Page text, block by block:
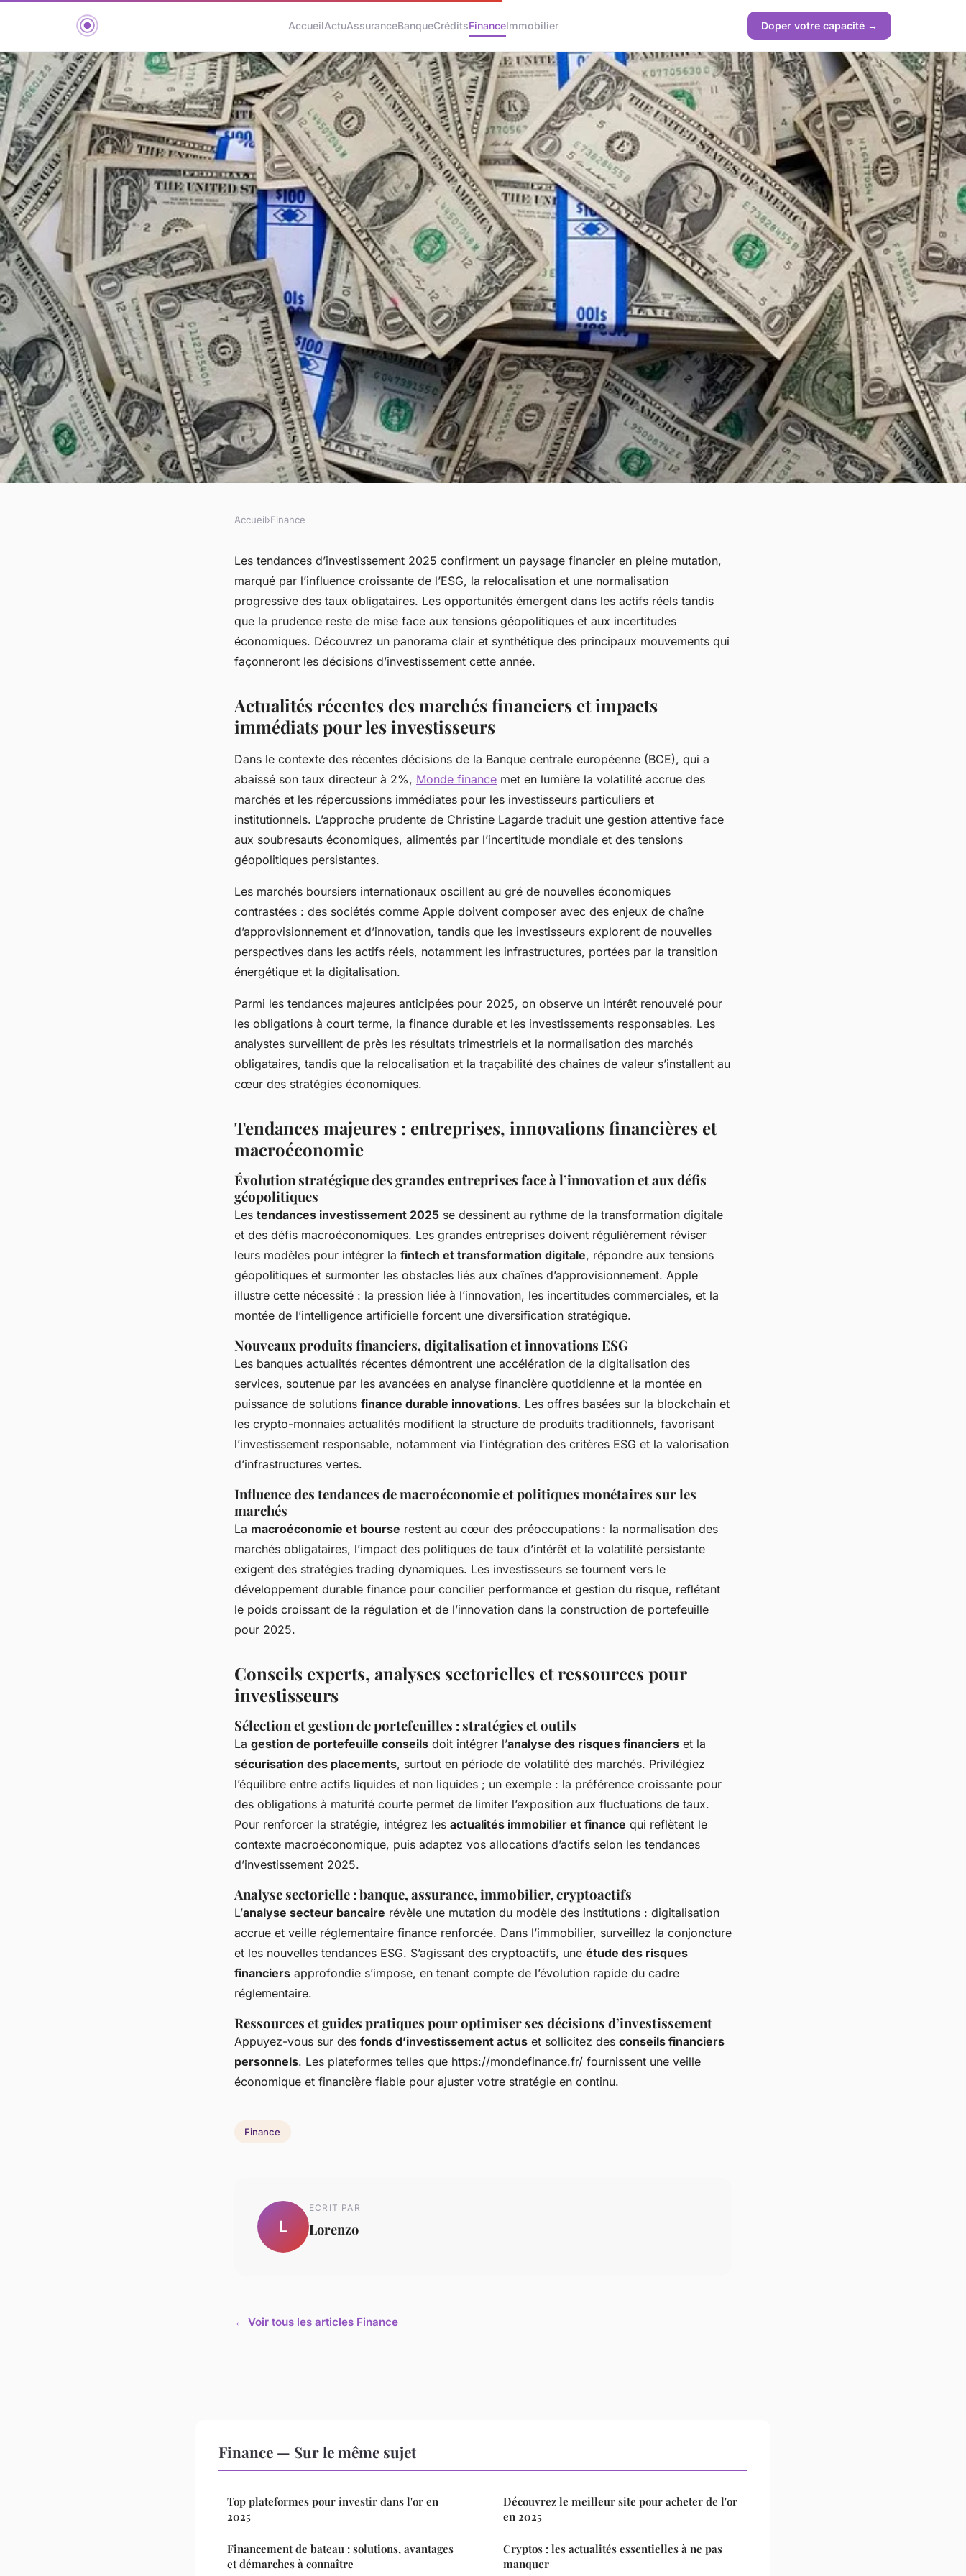
AccueilActuAssuranceBanqueCréditsFinanceImmobilier Doper votre capacité →
Actualités finance : résumé des
tendances d'investissement 2025
Accueil›Finance
Les tendances d’investissement 2025 confirment un paysage financier en pleine mutation,
marqué par l’influence croissante de l’ESG, la relocalisation et une normalisation
progressive des taux obligataires. Les opportunités émergent dans les actifs réels tandis
que la prudence reste de mise face aux tensions géopolitiques et aux incertitudes
économiques. Découvrez un panorama clair et synthétique des principaux mouvements qui
façonneront les décisions d’investissement cette année.
Actualités récentes des marchés financiers et impacts
immédiats pour les investisseurs
Dans le contexte des récentes décisions de la Banque centrale européenne (BCE), qui a
abaissé son taux directeur à 2%, Monde finance met en lumière la volatilité accrue des
marchés et les répercussions immédiates pour les investisseurs particuliers et
institutionnels. L’approche prudente de Christine Lagarde traduit une gestion attentive face
aux soubresauts économiques, alimentés par l’incertitude mondiale et des tensions
géopolitiques persistantes.
Les marchés boursiers internationaux oscillent au gré de nouvelles économiques
contrastées : des sociétés comme Apple doivent composer avec des enjeux de chaîne
d’approvisionnement et d’innovation, tandis que les investisseurs explorent de nouvelles
perspectives dans les actifs réels, notamment les infrastructures, portées par la transition
énergétique et la digitalisation.
Parmi les tendances majeures anticipées pour 2025, on observe un intérêt renouvelé pour
les obligations à court terme, la finance durable et les investissements responsables. Les
analystes surveillent de près les résultats trimestriels et la normalisation des marchés
obligataires, tandis que la relocalisation et la traçabilité des chaînes de valeur s’installent au
cœur des stratégies économiques.
Tendances majeures : entreprises, innovations financières et
macroéconomie
Évolution stratégique des grandes entreprises face à l’innovation et aux défis
géopolitiques
Les tendances investissement 2025 se dessinent au rythme de la transformation digitale
et des défis macroéconomiques. Les grandes entreprises doivent régulièrement réviser
leurs modèles pour intégrer la fintech et transformation digitale, répondre aux tensions
géopolitiques et surmonter les obstacles liés aux chaînes d’approvisionnement. Apple
illustre cette nécessité : la pression liée à l’innovation, les incertitudes commerciales, et la
montée de l’intelligence artificielle forcent une diversification stratégique.
Nouveaux produits financiers, digitalisation et innovations ESG
Les banques actualités récentes démontrent une accélération de la digitalisation des
services, soutenue par les avancées en analyse financière quotidienne et la montée en
puissance de solutions finance durable innovations. Les offres basées sur la blockchain et
les crypto-monnaies actualités modifient la structure de produits traditionnels, favorisant
l’investissement responsable, notamment via l’intégration des critères ESG et la valorisation
d’infrastructures vertes.
Influence des tendances de macroéconomie et politiques monétaires sur les
marchés
La macroéconomie et bourse restent au cœur des préoccupations : la normalisation des
marchés obligataires, l’impact des politiques de taux d’intérêt et la volatilité persistante
exigent des stratégies trading dynamiques. Les investisseurs se tournent vers le
développement durable finance pour concilier performance et gestion du risque, reflétant
le poids croissant de la régulation et de l’innovation dans la construction de portefeuille
pour 2025.
Conseils experts, analyses sectorielles et ressources pour
investisseurs
Sélection et gestion de portefeuilles : stratégies et outils
La gestion de portefeuille conseils doit intégrer l’analyse des risques financiers et la
sécurisation des placements, surtout en période de volatilité des marchés. Privilégiez
l’équilibre entre actifs liquides et non liquides ; un exemple : la préférence croissante pour
des obligations à maturité courte permet de limiter l’exposition aux fluctuations de taux.
Pour renforcer la stratégie, intégrez les actualités immobilier et finance qui reflètent le
contexte macroéconomique, puis adaptez vos allocations d’actifs selon les tendances
d’investissement 2025.
Analyse sectorielle : banque, assurance, immobilier, cryptoactifs
L’analyse secteur bancaire révèle une mutation du modèle des institutions : digitalisation
accrue et veille réglementaire finance renforcée. Dans l’immobilier, surveillez la conjoncture
et les nouvelles tendances ESG. S’agissant des cryptoactifs, une étude des risques
financiers approfondie s’impose, en tenant compte de l’évolution rapide du cadre
réglementaire.
Ressources et guides pratiques pour optimiser ses décisions d’investissement
Appuyez-vous sur des fonds d’investissement actus et sollicitez des conseils financiers
personnels. Les plateformes telles que https://mondefinance.fr/ fournissent une veille
économique et financière fiable pour ajuster votre stratégie en continu.
Finance
L
ECRIT PAR
Lorenzo
← Voir tous les articles Finance
Finance — Sur le même sujet
Top plateformes pour investir dans l'or en
2025
Financement de bateau : solutions, avantages
et démarches à connaître
Découvrez le meilleur site pour acheter de l'or
en 2025
Cryptos : les actualités essentielles à ne pas
manquer